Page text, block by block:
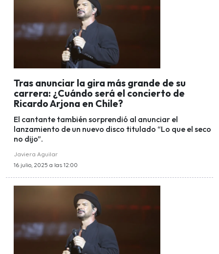
Tras anunciar la gira más grande de su
carrera: ¿Cuándo será el concierto de
Ricardo Arjona en Chile?
El cantante también sorprendió al anunciar el
lanzamiento de un nuevo disco titulado “Lo que el seco
no dijo”.
Javiera Aguilar
16 julio, 2025 a las 12:00